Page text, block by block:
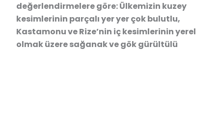
değerlendirmelere göre: Ülkemizin kuzey
kesimlerinin parçalı yer yer çok bulutlu,
Kastamonu ve Rize’nin iç kesimlerinin yerel
olmak üzere sağanak ve gök gürültülü